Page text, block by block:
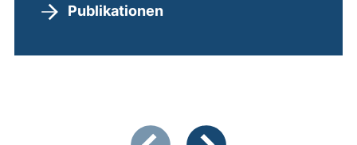
Publikationen
Zeigt Folie 1 von 3